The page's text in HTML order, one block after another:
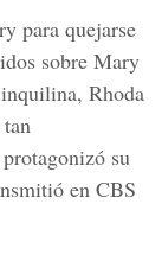
para quejarse
sobre Mary
Rhoda
su
en CBS